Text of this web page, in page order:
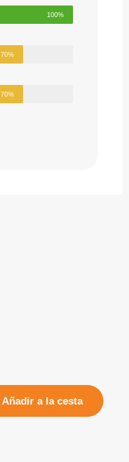
100%
70%
70%
Añadir a la cesta